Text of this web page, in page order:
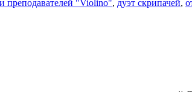
преподавателей "Violino", дуэт скрипачей,